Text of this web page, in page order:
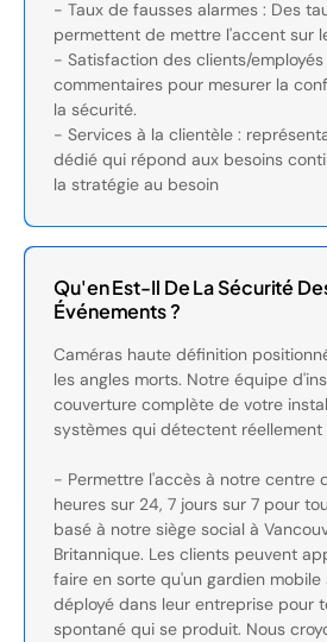
- Taux de fausses alarmes : Des
permettent de mettre l'accent sur
- Satisfaction des clients/employés
commentaires pour mesurer la
la sécurité.
- Services à la clientèle :
dédié qui répond aux besoins
la stratégie au besoin
Qu'en Est-Il De La Sécurité
Événements ?
Caméras haute définition
les angles morts. Notre équipe
couverture complète de votre
systèmes qui détectent
- Permettre l'accès à notre centre
heures sur 24, 7 jours sur 7 pour
basé à notre siège social à
Britannique. Les clients peuvent
faire en sorte qu'un gardien
déployé dans leur entreprise pour
spontané qui se produit. Nous